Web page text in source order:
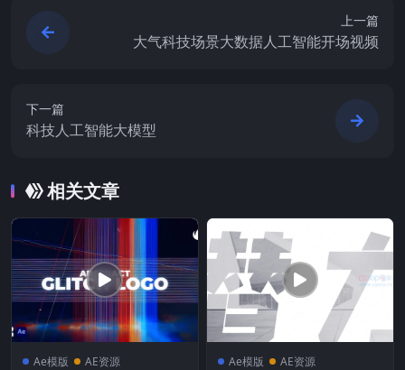
上一篇
大气科技场景大数据人工智能开场视频
下一篇
科技人工智能大模型
相关文章
Ae模版 AE资源 Ae模版 AE资源